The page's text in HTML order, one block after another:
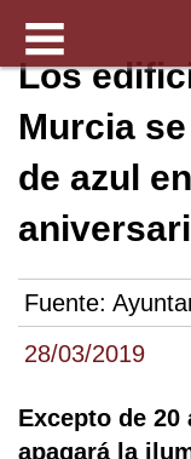
28/03/2019
Los
Murcia
de azul
Fuente:
Excepto de 20
apagará la